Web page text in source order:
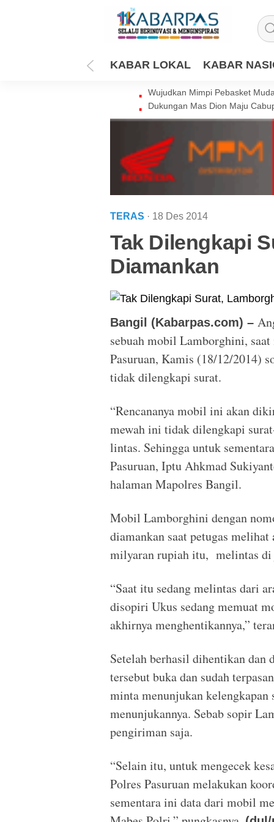
KABAR LOKAL KABAR
Wujudkan Mimpi Pebasket
Dukungan Mas Dion Maju
TERAS · 18 Des 2014
Tak Dilengkapi
Diamankan
Bangil (Kabarpas.com) –
sebuah mobil Lamborghini,
Pasuruan, Kamis (18/12/2014)
tidak dilengkapi surat.
“Rencananya mobil ini akan
mewah ini tidak dilengkapi
lintas. Sehingga untuk
Pasuruan, Iptu Ahkmad
halaman Mapolres Bangil.
Mobil Lamborghini dengan
diamankan saat petugas
milyaran rupiah itu, melintas di
“Saat itu sedang melintas dari
disopiri Ukus sedang memuat
akhirnya menghentikannya,”
Setelah berhasil dihentikan dan
tersebut buka dan sudah
minta menunjukan
menunjukannya. Sebab sopir
pengiriman saja.
“Selain itu, untuk mengecek
Polres Pasuruan melakukan
sementara ini data dari mobil